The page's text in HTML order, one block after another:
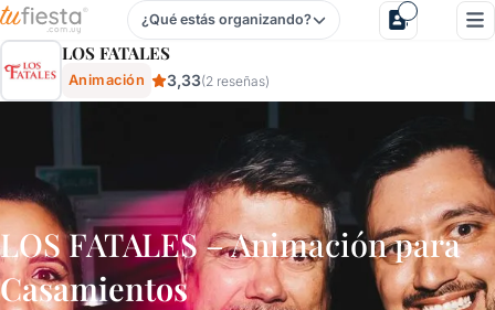
Los Fatales - Animación Para Fiestas Y Eventos En
¿Qué estás organizando?
LOS FATALES
Animación 3,33(2 reseñas)
LOS FATALES – Animación para
Casamientos